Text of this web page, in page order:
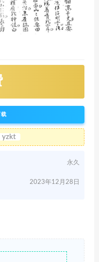
yzkt
永久
2023年12月28日